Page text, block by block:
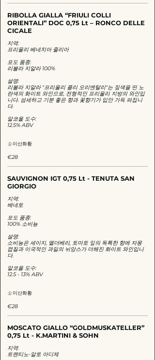
RIBOLLA GIALLA “FRIULI COLLI
ORIENTALI” DOC 0,75 Lt – RONCO DELLE
CICALE
지역:
프리울리 베네치아 줄리아
포도 품종:
리볼라 지알라 100%
설명:
리볼라 지알라 "프리울리 콜리 오리엔탈리"는 짚색을 띤 노
란색의 화이트 와인으로, 전형적인 프리울리 지방의 와인입
니다. 섬세하고 기분 좋은 향과 꽃향기가 입안 가득 퍼집니
다.
알코올 도수:
12.5% ABV
€28
이산화황
SAUVIGNON IGT 0,75 Lt - TENUTA SAN
GIORGIO
지역:
베네토
포도 품종:
100% 소비뇽
설명:
소비뇽은 세이지, 엘더베리, 토마토 잎의 독특한 향에 자몽
껍질과 이국적인 과일의 뉘앙스가 더해진 화이트 와인입니
다.
알코올 도수:
12.5 - 13% ABV
€28
이산화황
MOSCATO GIALLO “GOLDMUSKATELLER”
0,75 Lt - K.MARTINI & SOHN
지역:
트렌티노-알토 아디제